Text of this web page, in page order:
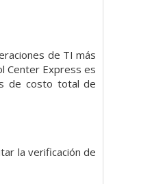
de TI más
Center Express es
de costo total de
la verificación de